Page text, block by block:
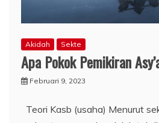
Akidah Sekte
Apa Pokok Pemikiran
Februari 9, 2023
Teori Kasb (usaha) Menurut